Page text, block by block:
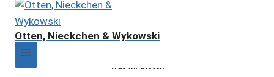
Otten, Nieckchen & Wykowski
Grundstücken
Was wir bieten